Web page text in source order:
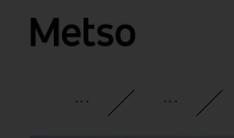
Ir al